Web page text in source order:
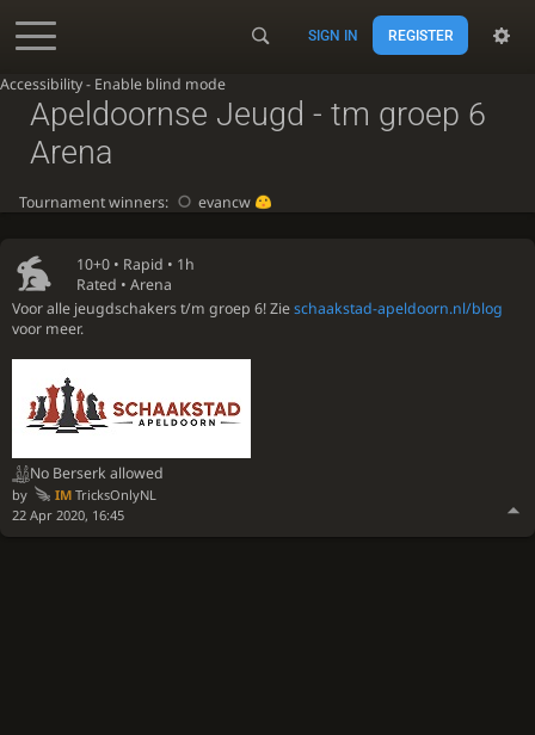
Accessibility - Enable blind mode
SIGN IN REGISTER
10+0 • Rapid • 1h
Rated • Arena
Voor alle jeugdschakers t/m groep 6! Zieschaakstad-apeldoorn.nl/blog
voor meer.
No Berserk allowed
by IMTricksOnlyNL
22 Apr 2020, 16:45
Apeldoornse Jeugd - tm groep 6
Arena
Tournament winners: evancw